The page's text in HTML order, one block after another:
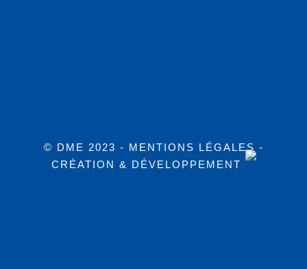
© DME 2023 - MENTIONS LÉGALES -
CRÉATION & DÉVELOPPEMENT